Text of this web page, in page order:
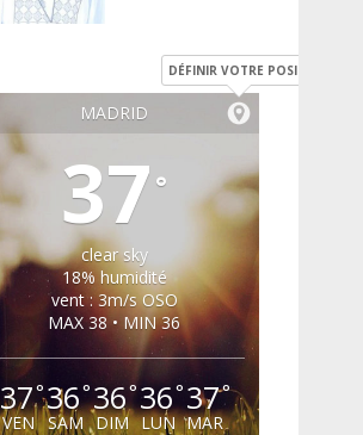
MADRID
DÉFINIR VOTRE POSITION
37 °
clear sky
18% humidité
vent : 3m/s OSO
MAX 38 • MIN 36
37°
VEN
36°
SAM
36°
DIM
36°
LUN
37°
MAR